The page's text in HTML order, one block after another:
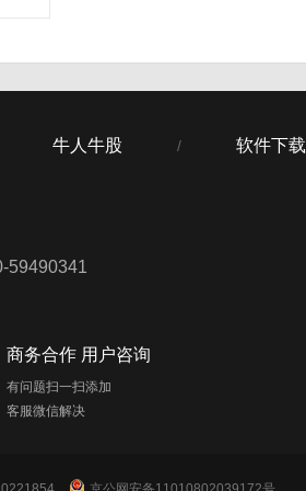
牛人牛股 / 软件下载
59490341
商务合作 用户咨询
有问题扫一扫添加
客服微信解决